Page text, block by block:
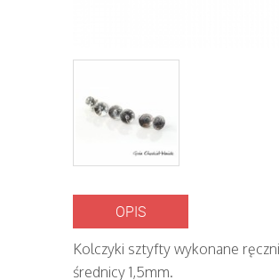
OPIS
Kolczyki sztyfty wykonane
średnicy 1,5mm.